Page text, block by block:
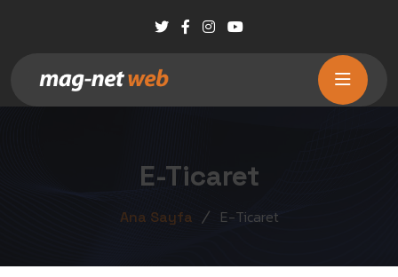
E-Ticaret
Ana Sayfa E-Ticaret